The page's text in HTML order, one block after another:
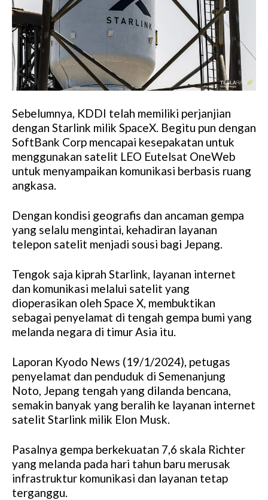
Sebelumnya, KDDI telah memiliki perjanjian
dengan Starlink milik SpaceX. Begitu pun dengan
SoftBank Corp mencapai kesepakatan untuk
menggunakan satelit LEO Eutelsat OneWeb
untuk menyampaikan komunikasi berbasis ruang
angkasa.
Dengan kondisi geografis dan ancaman gempa
yang selalu mengintai, kehadiran layanan
telepon satelit menjadi sousi bagi Jepang.
Tengok saja kiprah Starlink, layanan internet
dan komunikasi melalui satelit yang
dioperasikan oleh Space X, membuktikan
sebagai penyelamat di tengah gempa bumi yang
melanda negara di timur Asia itu.
Laporan Kyodo News (19/1/2024), petugas
penyelamat dan penduduk di Semenanjung
Noto, Jepang tengah yang dilanda bencana,
semakin banyak yang beralih ke layanan internet
satelit Starlink milik Elon Musk.
Pasalnya gempa berkekuatan 7,6 skala Richter
yang melanda pada hari tahun baru merusak
infrastruktur komunikasi dan layanan tetap
terganggu.